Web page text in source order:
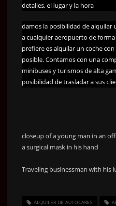
detalles, el lugar y la hora
damos la posibilidad de alquilar
a cualquier aeropuerto de
prefiere es alquilar un coche
posible. Contamos con una
minibuses y turismos de alta
posibilidad de trasladar a sus
closeup of a young man in an
a surgical mask in his hand
Traveling businessman with his
ALQUILER DE AUTOCARES